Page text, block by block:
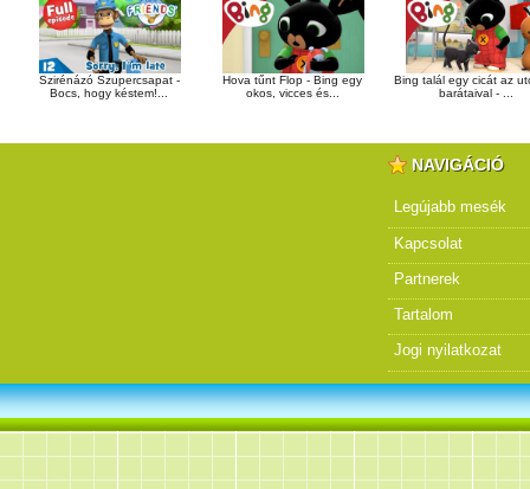
Szirénázó Szupercsapat -
Bocs, hogy késtem!...
Hova tűnt Flop - Bing egy
okos, vicces és...
Bing talál egy cicát az
barátaival - ...
NAVIGÁCIÓ
Legújabb mesék
Kapcsolat
Partnerek
Tartalom
Jogi nyilatkozat